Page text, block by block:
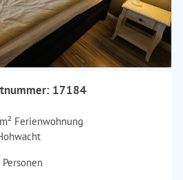
17184
Ferienwohnung
Personen